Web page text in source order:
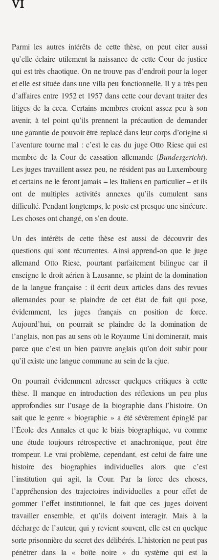
VI
Parmi les autres intérêts de cette thèse, on peut citer aussi
qu’elle éclaire utilement la naissance de cette Cour de justice
qui est très chaotique. On ne trouve pas d’endroit pour la loger
et elle est située dans une villa peu fonctionnelle. Il y a très peu
d’affaires entre 1952 et 1957 dans cette cour devant traiter des
litiges de laceca. Certains membres croient assez peu à son
avenir, à tel point qu’ils prennent la précaution de demander
une garantie de pouvoir être replacé dans leur corps d’origine si
l’aventure tourne mal : c’est le cas du juge Otto Riese qui est
membre de la Cour de cassation allemande (Bundesgericht).
Les juges travaillent assez peu, ne résident pas au Luxembourg
et certains ne le feront jamais – les Italiens en particulier – et ils
ont de multiples activités annexes qu’ils cumulent sans
difficulté. Pendant longtemps, le poste est presque une sinécure.
Les choses ont changé, on s’en doute.
Un des intérêts de cette thèse est aussi de découvrir des
questions qui sont récurrentes. Ainsi apprend-on que le juge
allemand Otto Riese, pourtant parfaitement bilingue car il
enseigne le droit aérien à Lausanne, se plaint de la domination
de la langue française : il écrit deux articles dans des revues
allemandes pour se plaindre de cet état de fait qui pose,
évidemment, les juges français en position de force.
Aujourd’hui, on pourrait se plaindre de la domination de
l’anglais, non pas au sens où le Royaume Uni dominerait, mais
parce que c’est un bien pauvre anglais qu’on doit subir pour
qu’il existe une langue commune au sein de la cjue.
On pourrait évidemment adresser quelques critiques à cette
thèse. Il manque en introduction des réflexions un peu plus
approfondies sur l’usage de la biographie dans l’histoire. On
sait que le genre « biographie » a été sévèrement épinglé par
l’École des Annales et que le biais biographique, vu comme
une étude toujours rétrospective et anachronique, peut être
trompeur. Le vrai problème, cependant, est celui de faire une
histoire des biographies individuelles alors que c’est
l’institution qui agit, la Cour. Par la force des choses,
l’appréhension des trajectoires individuelles a pour effet de
gommer l’effet institutionnel, le fait que ces juges doivent
travailler ensemble, et qu’ils doivent interagir. Mais à la
décharge de l’auteur, qui y revient souvent, elle est en quelque
sorte prisonnière du secret des délibérés. L’historien ne peut pas
pénétrer dans la « boîte noire » du système qui est la